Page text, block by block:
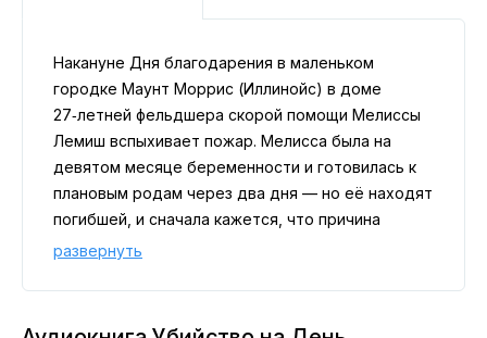
Накануне Дня благодарения в маленьком
городке Маунт Моррис (Иллинойс) в доме
27‑летней фельдшера скорой помощи Мелиссы
Лемиш вспыхивает пожар. Мелисса была на
девятом месяце беременности и готовилась к
плановым родам через два дня — но её находят
погибшей, и сначала кажется, что причина
трагедии связана с огнём.
пожар мог быть лишь частью более сложной и
развернуть